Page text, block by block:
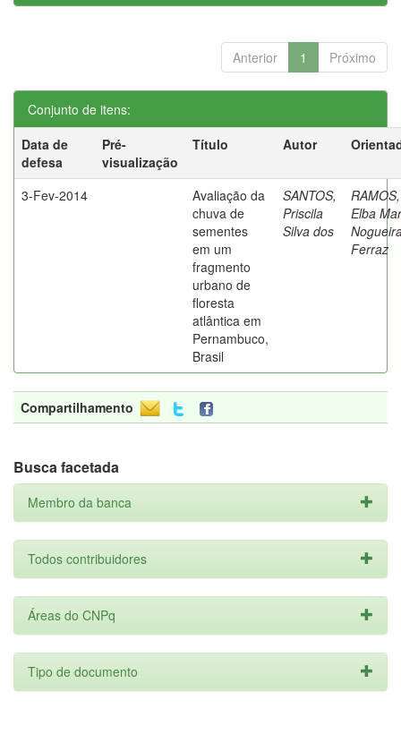
Anterior 1 Próximo
Conjunto de itens:
Data de
defesa
Pré-
visualização
Título Autor
3-Fev-2014
Avaliação da
chuva de
sementes
em um
fragmento
urbano de
floresta
atlântica em
Pernambuco,
Brasil
SANTOS,
Priscila
Silva dos
RAMOS,
Elba
Ferraz
Compartilhamento
Busca facetada
Membro da banca
Todos contribuidores
Áreas do CNPq
Tipo de documento